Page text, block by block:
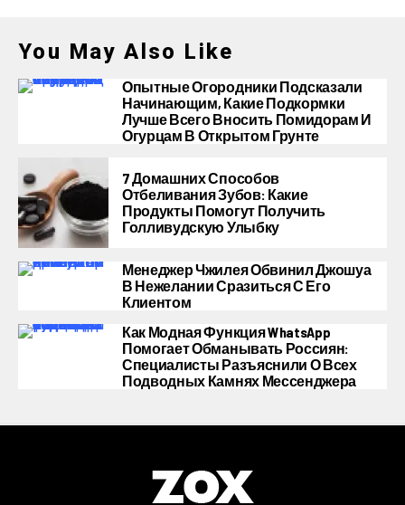
You May Also Like
Опытные Огородники Подсказали
Начинающим, Какие Подкормки
Лучше Всего Вносить Помидорам И
Огурцам В Открытом Грунте
7 Домашних Способов
Отбеливания Зубов: Какие
Продукты Помогут Получить
Голливудскую Улыбку
Менеджер Чжилея Обвинил Джошуа
В Нежелании Сразиться С Его
Клиентом
Как Модная Функция WhatsApp
Помогает Обманывать Россиян:
Специалисты Разъяснили О Всех
Подводных Камнях Мессенджера